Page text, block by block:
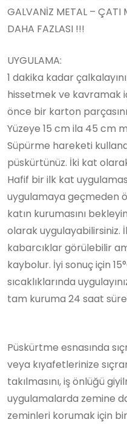
GALVANİZ METAL – ÇATI
DAHA FAZLASI !!!
UYGULAMA:
1 dakika kadar
hissetmek ve kavramak
önce bir karton
Yüzeye 15 cm ila 45 cm
Süpürme hareketi
püskürtünüz. İki kat
Hafif bir ilk kat
uygulamaya geçmeden
katın kurumasını
olarak uygulayabilirsiniz.
kabarcıklar görülebilir
kaybolur. İyi sonuç için
sıcaklıklarında
tam kuruma 24 saat
Püskürtme esnasında
veya kıyafetlerinize
takılmasını, iş önlüğü
uygulamalarda zemine
zeminleri korumak için